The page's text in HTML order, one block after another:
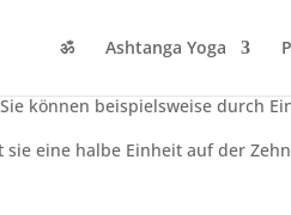
ॐ Ashtanga Yoga
Pranayama Übungen in
können beispielsweise durch
eine halbe Einheit auf der